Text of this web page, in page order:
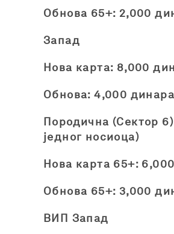
Обнова 65+: 2,000
Запад
Нова карта: 8,000
Обнова: 4,000 динара
Породична (Сектор
једног носиоца)
Нова карта 65+:
Обнова 65+: 3,000
ВИП Запад